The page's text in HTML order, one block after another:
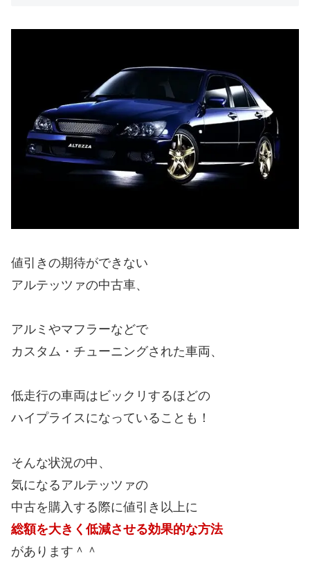
値引きの期待ができない
アルテッツァの中古車、
アルミやマフラーなどで
カスタム・チューニングされた車両、
低走行の車両はビックリするほどの
ハイプライスになっていることも！
そんな状況の中、
気になるアルテッツァの
中古を購入する際に値引き以上に
総額を大きく低減させる効果的な方法
があります＾＾